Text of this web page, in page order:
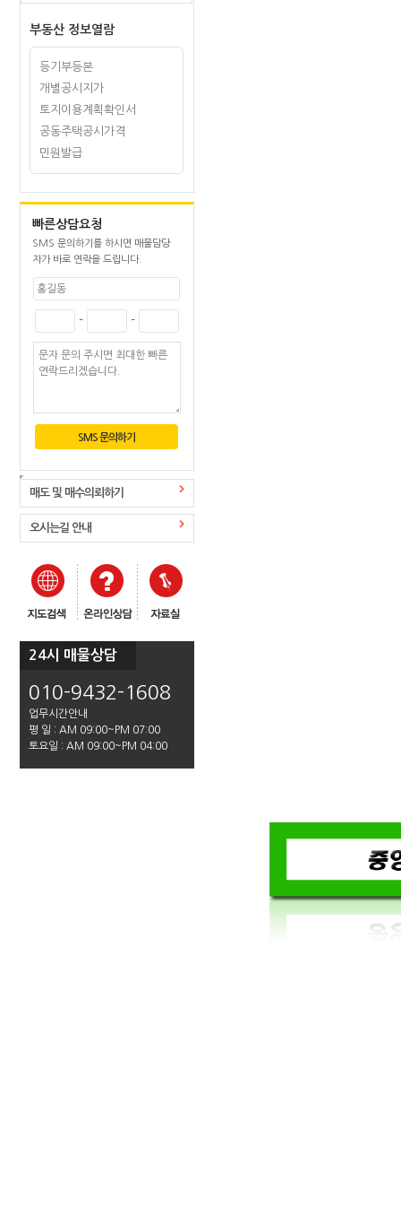
부동산 정보열람
등기부등본
개별공시지가
토지이용계획확인서
공동주택공시가격
민원발급
빠른상담요청
SMS 문의하기를 하시면 매물담당
자가 바로 연락을 드립니다.
- -
SMS 문의하기
매도 및 매수의뢰하기
오시는길 안내
24시 매물상담
010-9432-1608
업무시간안내
평 일 : AM 09:00~PM 07:00
토요일 : AM 09:00~PM 04:00